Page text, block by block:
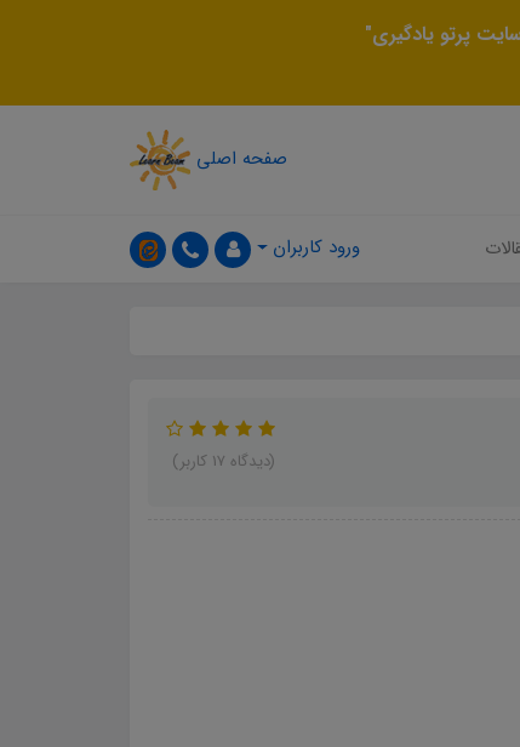
پرتو یادگیری"
صفحه اصلی
ورود کاربران
(دیدگاه 17 کاربر)